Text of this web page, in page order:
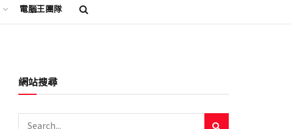
電腦王團隊
網站搜尋